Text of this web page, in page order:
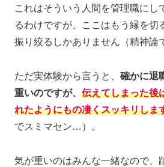
これはそういう人間を管理職にし
るわけですが、ここはもう縁を切
振り絞るしかありません（精神論
ただ実体験から言うと、 確かに退
重いのですが、 伝えてしまった後
れたようにもの凄くスッキリしま
でスミマセン…）。
気が重いのはみんな一緒なので、